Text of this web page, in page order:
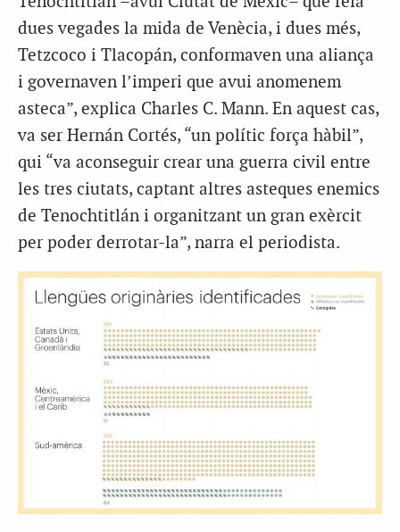
dues vegades la mida de Venècia, i dues més,
Tetzcoco i Tlacopán, conformaven una aliança
i governaven l’imperi que avui anomenem
asteca”, explica Charles C. Mann. En aquest cas,
va ser Hernán Cortés, “un polític força hàbil”,
qui “va aconseguir crear una guerra civil entre
les tres ciutats, captant altres asteques enemics
de Tenochtitlán i organitzant un gran exèrcit
per poder derrotar-la”, narra el periodista.